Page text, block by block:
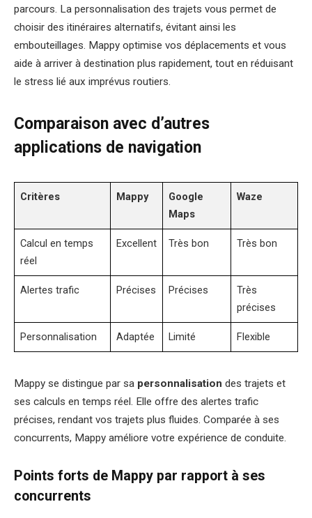
parcours. La personnalisation des trajets vous permet de
choisir des itinéraires alternatifs, évitant ainsi les
embouteillages. Mappy optimise vos déplacements et vous
aide à arriver à destination plus rapidement, tout en réduisant
le stress lié aux imprévus routiers.
Comparaison avec d’autres
applications de navigation
Critères Mappy
Google
Maps
Waze
Calcul en temps
réel
Excellent Très bon Très bon
Alertes trafic Précises Précises
Très
précises
Personnalisation Adaptée Limité Flexible
Mappy se distingue par sa personnalisation des trajets et
ses calculs en temps réel. Elle offre des alertes trafic
précises, rendant vos trajets plus fluides. Comparée à ses
concurrents, Mappy améliore votre expérience de conduite.
Points forts de Mappy par rapport à ses
concurrents